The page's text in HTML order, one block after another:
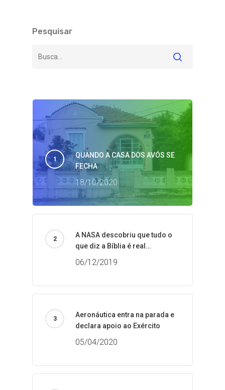
Pesquisar
QUANDO A CASA DOS AVÓS SE
FECHA
18/10/2020
A NASA descobriu que tudo o
que diz a Bíblia é real…
06/12/2019
Aeronáutica entra na parada e
declara apoio ao Exército
05/04/2020